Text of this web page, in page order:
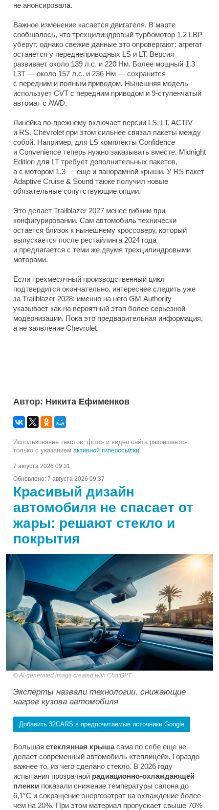
не анонсировала.
Важное изменение касается двигателя. В марте
сообщалось, что трехцилиндровый турбомотор 1.2 LBP
уберут, однако свежие данные это опровергают: агрегат
останется у переднеприводных LS и LT. Версия
развивает около 139 л.с. и 220 Нм. Более мощный 1.3
L3T — около 157 л.с. и 236 Нм — сохранится
с передним и полным приводом. Нынешняя модель
использует CVT с передним приводом и 9-ступенчатый
автомат с AWD.
Линейка по-прежнему включает версии LS, LT, ACTIV
и RS. Chevrolet при этом сильнее связал пакеты между
собой. Например, для LS комплекты Confidence
и Convenience теперь нужно заказывать вместе. Midnight
Edition для LT требует дополнительных пакетов,
а с мотором 1.3 — еще и панорамной крыши. У RS пакет
Adaptive Cruise & Sound также получил новые
обязательные сопутствующие опции.
Это делает Trailblazer 2027 менее гибким при
конфигурировании. Сам автомобиль технически
остается близок к нынешнему кроссоверу, который
выпускается после рестайлинга 2024 года
и предлагается с теми же двумя трехцилиндровыми
моторами.
Если трехмесячный производственный цикл
подтвердится окончательно, интереснее следить уже
за Trailblazer 2028: именно на него GM Authority
указывает как на вероятный этап более серьезной
модернизации. Пока это предварительная информация,
а не заявление Chevrolet.
Автор: Никита Ефименков
Использование текстов, фото- и видео сайта разрешается
только с указанием активной гиперссылки
7 августа 2026 09:31
Обновлено: 7 августа 2026 09:37
Красивый дизайн
автомобиля не спасает от
жары: решают стекло и
покрытия
AI-generated image created with ChatGPT
Эксперты назвали технологии, снижающие
нагрев кузова автомобиля
Добавить 32CARS в предпочитаемые источники Google
Большая стеклянная крышасама по себе еще не
делает современный автомобиль «теплицей». Гораздо
важнее то, из чего сделано стекло. В 2026 году
испытания прозрачной радиационно-охлаждающей
пленки показали снижение температуры салона до
6,1°C и сокращение энергозатрат на охлаждение более
чем на 20%. При этом материал пропускает свыше 70%